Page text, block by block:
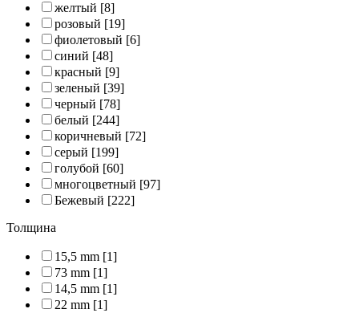
желтый [8]
розовый [19]
фиолетовый [6]
синий [48]
красный [9]
зеленый [39]
черный [78]
белый [244]
коричневый [72]
серый [199]
голубой [60]
многоцветный [97]
Бежевый [222]
Толщина
15,5 mm [1]
73 mm [1]
14,5 mm [1]
22 mm [1]